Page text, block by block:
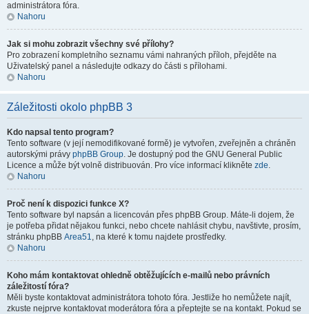
administrátora fóra.
Nahoru
Jak si mohu zobrazit všechny své přílohy?
Pro zobrazení kompletního seznamu vámi nahraných příloh, přejděte na
Uživatelský panel a následujte odkazy do části s přílohami.
Nahoru
Záležitosti okolo phpBB 3
Kdo napsal tento program?
Tento software (v její nemodifikované formě) je vytvořen, zveřejněn a chráněn
autorskými právy phpBB Group. Je dostupný pod the GNU General Public
Licence a může být volně distribuován. Pro více informací klikněte zde.
Nahoru
Proč není k dispozici funkce X?
Tento software byl napsán a licencován přes phpBB Group. Máte-li dojem, že
je potřeba přidat nějakou funkci, nebo chcete nahlásit chybu, navštivte, prosím,
stránku phpBB Area51, na které k tomu najdete prostředky.
Nahoru
Koho mám kontaktovat ohledně obtěžujících e-mailů nebo právních
záležitostí fóra?
Měli byste kontaktovat administrátora tohoto fóra. Jestliže ho nemůžete najít,
zkuste nejprve kontaktovat moderátora fóra a přeptejte se na kontakt. Pokud se